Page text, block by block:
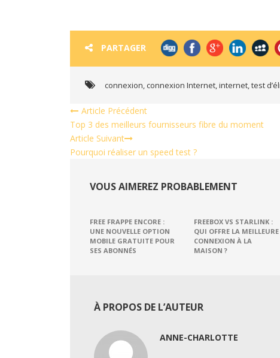
PARTAGER
connexion, connexion Internet,internet,test
Article Précédent
Top 3 des meilleurs fournisseurs fibre du moment
Article Suivant
Pourquoi réaliser un speed test ?
VOUS AIMEREZ PROBABLEMENT
FREE FRAPPE ENCORE :
UNE NOUVELLE OPTION
MOBILE GRATUITE POUR
SES ABONNÉS
FREEBOX VS STARLINK :
QUI OFFRE LA MEILLEURE
CONNEXION À LA
MAISON ?
À PROPOS DE L’AUTEUR
ANNE-CHARLOTTE